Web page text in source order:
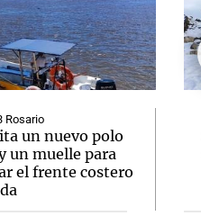
Rosario
un nuevo polo
un muelle para
el frente costero